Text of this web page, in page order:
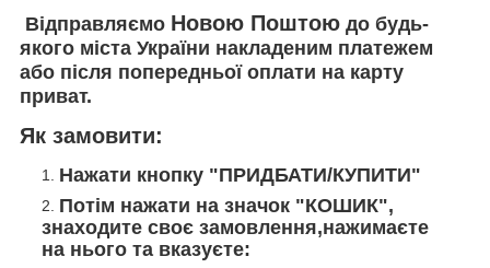
Відправляємо Новою Поштою до будь-
якого міста України накладеним платежем
або після попередньої оплати на карту
приват.
Як замовити:
Нажати кнопку "ПРИДБАТИ/КУПИТИ"
Потім нажати на значок "КОШИК",
знаходите своє замовлення,нажимаєте
на нього та вказуєте: